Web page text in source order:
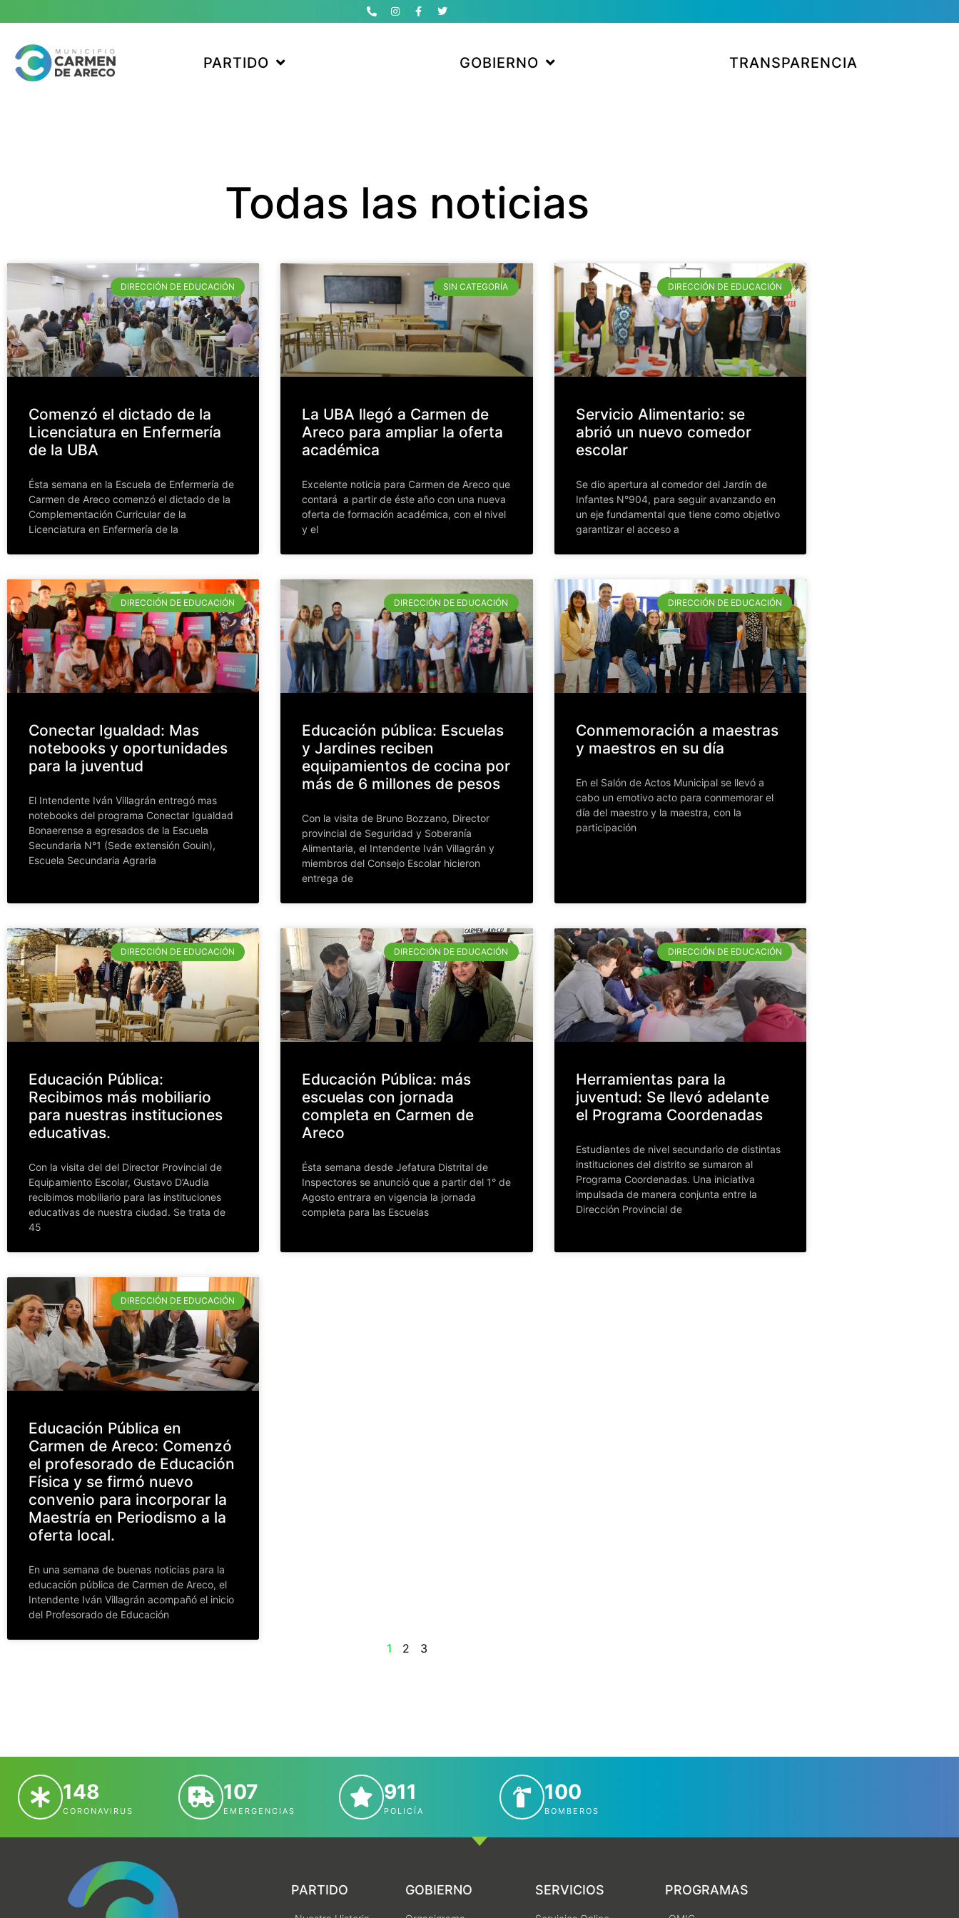
PARTIDO GOBIERNO TRANSPARENCIA
Todas las noticias
DIRECCIÓN DE EDUCACIÓN
Comenzó el dictado de la
Licenciatura en Enfermería
de la UBA
Ésta semana en la Escuela de Enfermería de
Carmen de Areco comenzó el dictado de la
Complementación Curricular de la
Licenciatura en Enfermería de la
SIN CATEGORÍA
La UBA llegó a Carmen de
Areco para ampliar la oferta
académica
Excelente noticia para Carmen de Areco que
contará a partir de éste año con una nueva
oferta de formación académica, con el nivel
y el
DIRECCIÓN DE EDUCACIÓN
Servicio Alimentario: se
abrió un nuevo comedor
escolar
Se dio apertura al comedor del Jardín de
Infantes N°904, para seguir avanzando en
un eje fundamental que tiene como objetivo
garantizar el acceso a
DIRECCIÓN DE EDUCACIÓN
Conectar Igualdad: Mas
notebooks y oportunidades
para la juventud
El Intendente Iván Villagrán entregó mas
notebooks del programa Conectar Igualdad
Bonaerense a egresados de la Escuela
Secundaria N°1 (Sede extensión Gouin),
Escuela Secundaria Agraria
DIRECCIÓN DE EDUCACIÓN
Educación pública: Escuelas
y Jardines reciben
equipamientos de cocina por
más de 6 millones de pesos
Con la visita de Bruno Bozzano, Director
provincial de Seguridad y Soberanía
Alimentaria, el Intendente Iván Villagrán y
miembros del Consejo Escolar hicieron
entrega de
DIRECCIÓN DE EDUCACIÓN
Conmemoración a maestras
y maestros en su día
En el Salón de Actos Municipal se llevó a
cabo un emotivo acto para conmemorar el
día del maestro y la maestra, con la
participación
DIRECCIÓN DE EDUCACIÓN
Educación Pública:
Recibimos más mobiliario
para nuestras instituciones
educativas.
Con la visita del del Director Provincial de
Equipamiento Escolar, Gustavo D’Audia
recibimos mobiliario para las instituciones
educativas de nuestra ciudad. Se trata de
45
DIRECCIÓN DE EDUCACIÓN
Educación Pública: más
escuelas con jornada
completa en Carmen de
Areco
Ésta semana desde Jefatura Distrital de
Inspectores se anunció que a partir del 1° de
Agosto entrara en vigencia la jornada
completa para las Escuelas
DIRECCIÓN DE EDUCACIÓN
Herramientas para la
juventud: Se llevó adelante
el Programa Coordenadas
Estudiantes de nivel secundario de distintas
instituciones del distrito se sumaron al
Programa Coordenadas. Una iniciativa
impulsada de manera conjunta entre la
Dirección Provincial de
DIRECCIÓN DE EDUCACIÓN
Educación Pública en
Carmen de Areco: Comenzó
el profesorado de Educación
Física y se firmó nuevo
convenio para incorporar la
Maestría en Periodismo a la
oferta local.
En una semana de buenas noticias para la
educación pública de Carmen de Areco, el
Intendente Iván Villagrán acompañó el inicio
del Profesorado de Educación
1 2 3
148
CORONAVIRUS
107
EMERGENCIAS
911
POLICÍA
100
BOMBEROS
PARTIDO GOBIERNO SERVICIOS PROGRAMAS